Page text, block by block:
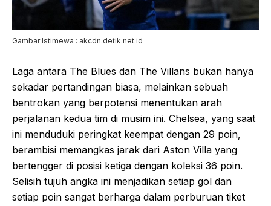
Gambar Istimewa : akcdn.detik.net.id
Laga antara The Blues dan The Villans bukan hanya
sekadar pertandingan biasa, melainkan sebuah
bentrokan yang berpotensi menentukan arah
perjalanan kedua tim di musim ini. Chelsea, yang saat
ini menduduki peringkat keempat dengan 29 poin,
berambisi memangkas jarak dari Aston Villa yang
bertengger di posisi ketiga dengan koleksi 36 poin.
Selisih tujuh angka ini menjadikan setiap gol dan
setiap poin sangat berharga dalam perburuan tiket